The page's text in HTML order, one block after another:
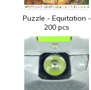
Puzzle - Equitation -
200 pcs